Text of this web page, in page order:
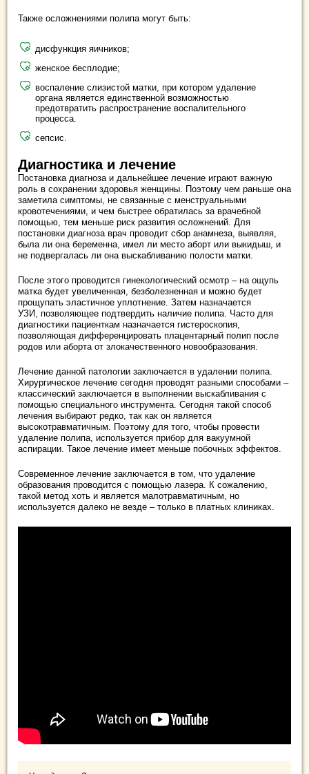
Также осложнениями полипа могут быть:
дисфункция яичников;
женское бесплодие;
воспаление слизистой матки, при котором удаление
органа является единственной возможностью
предотвратить распространение воспалительного
процесса.
сепсис.
Диагностика и лечение
Постановка диагноза и дальнейшее лечение играют важную
роль в сохранении здоровья женщины. Поэтому чем раньше она
заметила симптомы, не связанные с менструальными
кровотечениями, и чем быстрее обратилась за врачебной
помощью, тем меньше риск развития осложнений. Для
постановки диагноза врач проводит сбор анамнеза, выявляя,
была ли она беременна, имел ли место аборт или выкидыш, и
не подвергалась ли она выскабливанию полости матки.
После этого проводится гинекологический осмотр – на ощупь
матка будет увеличенная, безболезненная и можно будет
прощупать эластичное уплотнение. Затем назначается
УЗИ, позволяющее подтвердить наличие полипа. Часто для
диагностики пациенткам назначается гистероскопия,
позволяющая дифференцировать плацентарный полип после
родов или аборта от злокачественного новообразования.
Лечение данной патологии заключается в удалении полипа.
Хирургическое лечение сегодня проводят разными способами –
классический заключается в выполнении выскабливания с
помощью специального инструмента. Сегодня такой способ
лечения выбирают редко, так как он является
высокотравматичным. Поэтому для того, чтобы провести
удаление полипа, используется прибор для вакуумной
аспирации. Такое лечение имеет меньше побочных эффектов.
Современное лечение заключается в том, что удаление
образования проводится с помощью лазера. К сожалению,
такой метод хоть и является малотравматичным, но
используется далеко не везде – только в платных клиниках.